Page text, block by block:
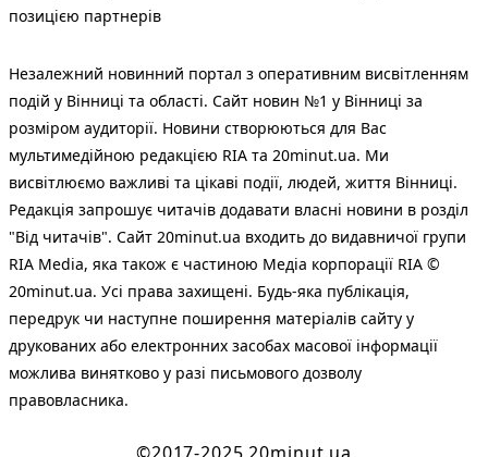
позицією партнерів
Незалежний новинний портал з оперативним висвітленням
подій у Вінниці та області. Сайт новин №1 у Вінниці за
розміром аудиторії. Новини створюються для Вас
мультимедійною редакцією RIA та 20minut.ua. Ми
висвітлюємо важливі та цікаві події, людей, життя Вінниці.
Редакція запрошує читачів додавати власні новини в розділ
"Від читачів". Сайт 20minut.ua входить до видавничої групи
RIA Media, яка також є частиною Медіа корпорації RIA ©
20minut.ua. Усі права захищені. Будь-яка публiкацiя,
передрук чи наступне поширення матеріалів сайту у
друкованих або електронних засобах масової інформації
можлива винятково у разі письмового дозволу
правовласника.